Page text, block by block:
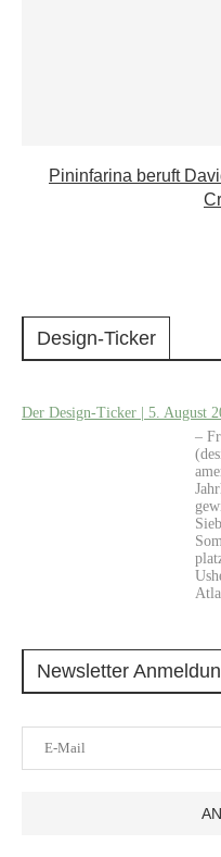
Pininfarina beruft
Design-Ticker
Der Design-Ticker | 5. August
–
Newsletter